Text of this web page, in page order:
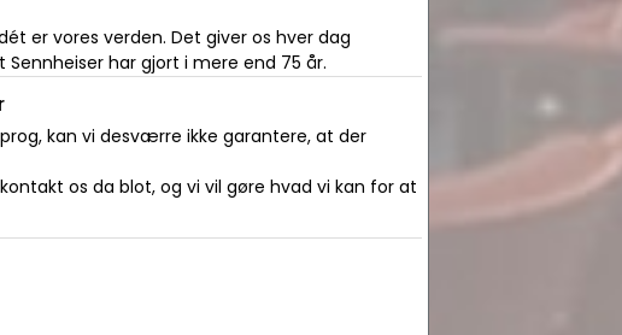
er vores verden. Det giver os hver dag
har gjort i mere end 75 år.
kan vi desværre ikke garantere, at der
os da blot, og vi vil gøre hvad vi kan for at